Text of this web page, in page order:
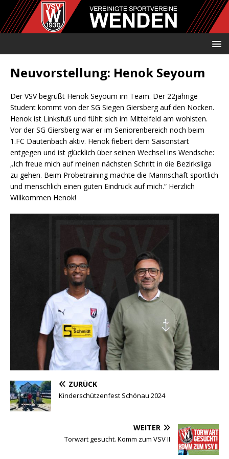
Neuvorstellung: Henok Seyoum
Der VSV begrüßt Henok Seyoum im Team. Der 22jährige
Student kommt von der SG Siegen Giersberg auf den Nocken.
Henok ist Linksfuß und fühlt sich im Mittelfeld am wohlsten.
Vor der SG Giersberg war er im Seniorenbereich noch beim
1.FC Dautenbach aktiv. Henok fiebert dem Saisonstart
entgegen und ist glücklich über seinen Wechsel ins Wendsche:
„Ich freue mich auf meinen nächsten Schritt in die Bezirksliga
zu gehen. Beim Probetraining machte die Mannschaft sportlich
und menschlich einen guten Eindruck auf mich.“ Herzlich
Willkommen Henok!
ZURÜCK
Kinderschützenfest Schönau 2024
WEITER
Torwart gesucht. Komm zum VSV II